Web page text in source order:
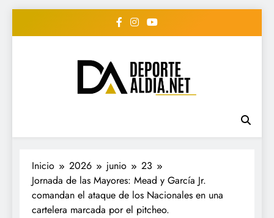
• DEPORTE AL DIA •
"Periodico Deportivo
Digital"
#deportealdiard #deportealdiaperiodico
Inicio 2026 junio
23
Jornada de las Mayores: Mead y García Jr.
comandan el ataque de los Nacionales en una
cartelera marcada por el pitcheo.